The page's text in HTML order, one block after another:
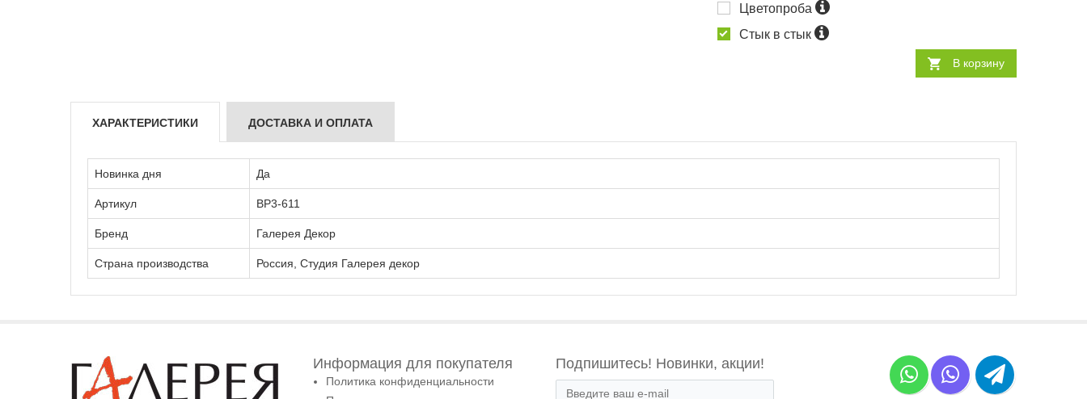
Цветопроба
Стык в стык
В корзину
ХАРАКТЕРИСТИКИ ДОСТАВКА И ОПЛАТА
Новинка дня Да
Артикул ВР3-611
Бренд Галерея Декор
Страна производства Россия, Студия Галерея декор
Информация для покупателя
Политика конфиденциальности
Подпишитесь! Новинки, акции!